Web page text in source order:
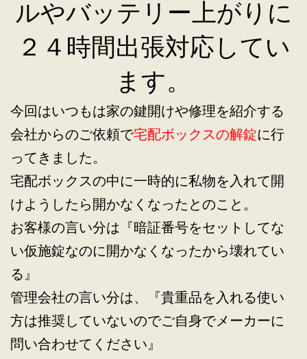
ルやバッテリー上がりに
２４時間出張対応してい
ます。
今回はいつもは家の鍵開けや修理を紹介する
会社からのご依頼で宅配ボックスの解錠に行
ってきました。
宅配ボックスの中に一時的に私物を入れて開
けようしたら開かなくなったとのこと。
お客様の言い分は『暗証番号をセットしてな
い仮施錠なのに開かなくなったから壊れてい
る』
管理会社の言い分は、『貴重品を入れる使い
方は推奨していないのでご自身でメーカーに
問い合わせてください』